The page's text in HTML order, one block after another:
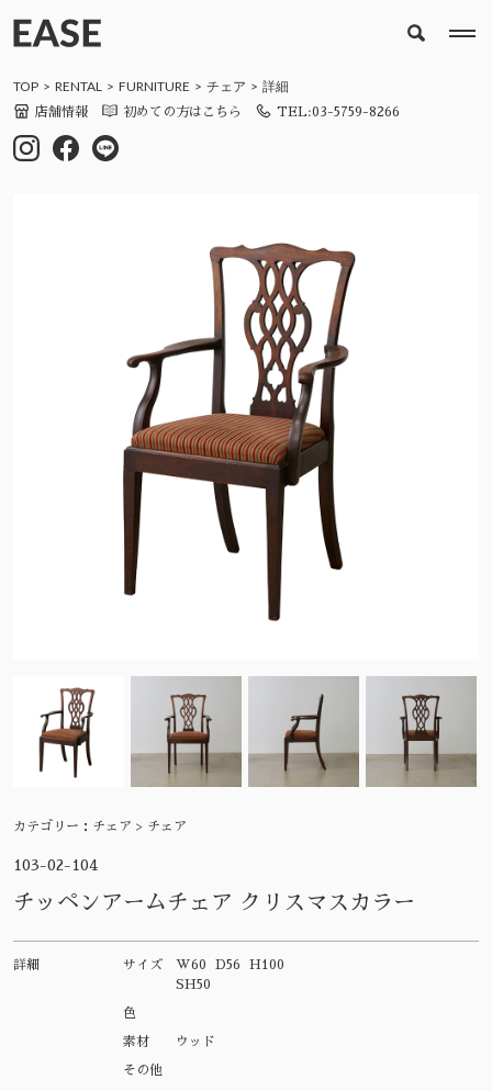
TOP RENTAL FURNITURE チェア 詳細
店舗情報 初めての方はこちら TEL:03-5759-8266
カテゴリー： チェア > チェア
103-02-104
チッペンアームチェア クリスマスカラー
詳細 サイズ
W60 D56 H100
SH50
色
素材 ウッド
その他